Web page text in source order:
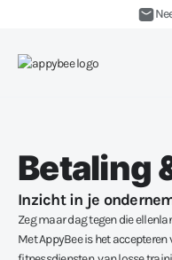
Betaling
Inzicht in je
Zeg maar dag tegen die
Met AppyBee is het